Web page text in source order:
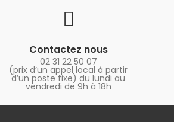
Contactez nous
02 31 22 50 07
(prix d’un appel local à partir
d’un poste fixe) du lundi au
vendredi de 9h à 18h